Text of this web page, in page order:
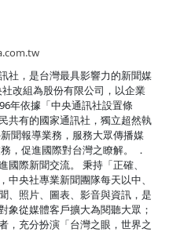
社，是台灣最具影響力的新聞媒
改組為股份有限公司，以企業
年依據「中央通訊社設置條
共有的國家通訊社，獨立超然執
聞報導業務，服務大眾傳播媒
，促進國際對台灣之瞭解。 ．
際新聞交流。 秉持「正確、
央社專業新聞團隊每天以中、
、照片、圖表、影音與資訊，是
象從媒體客戶擴大為閱聽大眾；
，充分扮演「台灣之眼，世界之